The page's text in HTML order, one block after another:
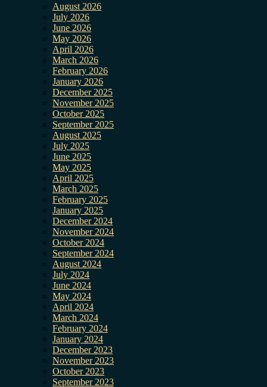
August 2026
July 2026
June 2026
May 2026
April 2026
March 2026
February 2026
January 2026
December 2025
November 2025
October 2025
September 2025
August 2025
July 2025
June 2025
May 2025
April 2025
March 2025
February 2025
January 2025
December 2024
November 2024
October 2024
September 2024
August 2024
July 2024
June 2024
May 2024
April 2024
March 2024
February 2024
January 2024
December 2023
November 2023
October 2023
September 2023